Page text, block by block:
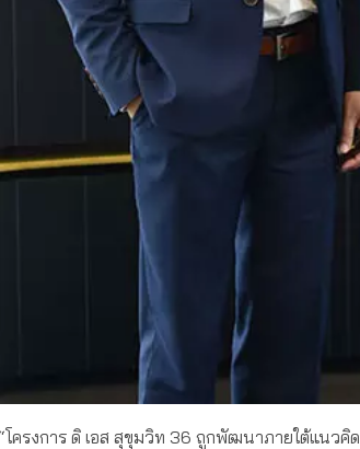
โครงการ ดิ เอส สุขุมวิท 36 ถูกพัฒนาภายใต้แนวคิด